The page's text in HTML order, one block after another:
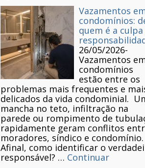
Vazamentos
condomínios:
quem é a culpa
26/05/2026-
Vazamentos
condomínios
estão entre os
problemas mais frequentes e
delicados da vida condominial.
mancha no teto, infiltração na
parede ou rompimento de
rapidamente geram conflitos
moradores, síndico e condomínio.
Afinal, como identificar o
responsável? … Continuar